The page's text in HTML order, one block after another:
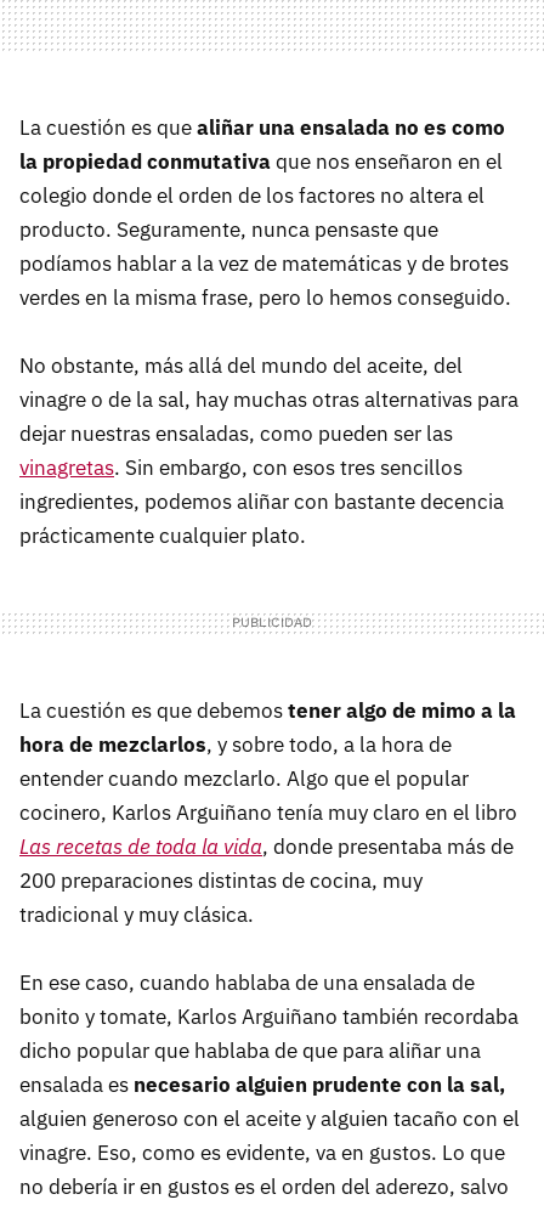
La cuestión es quealiñar una ensalada no es como
la propiedad conmutativaque nos enseñaron en el
colegio donde el orden de los factores no altera el
producto. Seguramente, nunca pensaste que
podíamos hablar a la vez de matemáticas y de brotes
verdes en la misma frase, pero lo hemos conseguido.
No obstante, más allá del mundo del aceite, del
vinagre o de la sal, hay muchas otras alternativas para
dejar nuestras ensaladas, como pueden ser las
vinagretas. Sin embargo, con esos tres sencillos
ingredientes, podemos aliñar con bastante decencia
prácticamente cualquier plato.
La cuestión es que debemostener algo de mimo a la
hora de mezclarlos, y sobre todo, a la hora de
entender cuando mezclarlo. Algo que el popular
cocinero, Karlos Arguiñano tenía muy claro en el libro
Las recetas de toda la vida, donde presentaba más de
200 preparaciones distintas de cocina, muy
tradicional y muy clásica.
En ese caso, cuando hablaba de una ensalada de
bonito y tomate, Karlos Arguiñano también recordaba
dicho popular que hablaba de que para aliñar una
ensalada es necesario alguien prudente con la sal,
alguien generoso con el aceite y alguien tacaño con el
vinagre. Eso, como es evidente, va en gustos. Lo que
no debería ir en gustos es el orden del aderezo, salvo